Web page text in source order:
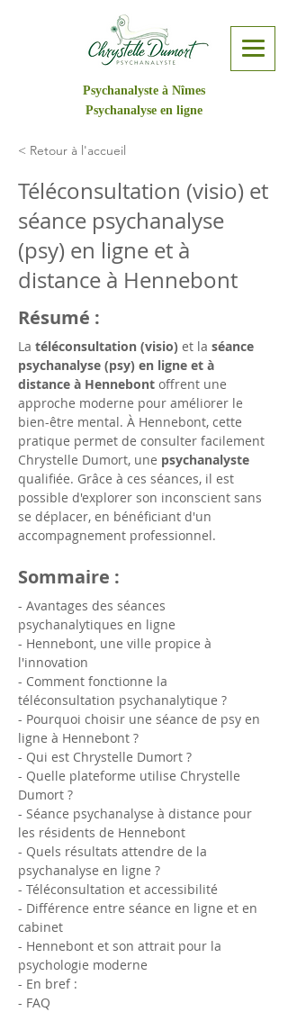
Psychanalyste à Nîmes
Psychanalyse en ligne
< Retour à l'accueil
Téléconsultation (visio) et
séance psychanalyse
(psy) en ligne et à
distance à Hennebont
Résumé :
La téléconsultation (visio) et la séance
psychanalyse (psy) en ligne et à
distance à Hennebont offrent une
approche moderne pour améliorer le
bien-être mental. À Hennebont, cette
pratique permet de consulter facilement
Chrystelle Dumort, une psychanalyste
qualifiée. Grâce à ces séances, il est
possible d'explorer son inconscient sans
se déplacer, en bénéficiant d'un
accompagnement professionnel.
Sommaire :
- Avantages des séances
psychanalytiques en ligne
- Hennebont, une ville propice à
l'innovation
- Comment fonctionne la
téléconsultation psychanalytique ?
- Pourquoi choisir une séance de psy en
ligne à Hennebont ?
- Qui est Chrystelle Dumort ?
- Quelle plateforme utilise Chrystelle
Dumort ?
- Séance psychanalyse à distance pour
les résidents de Hennebont
- Quels résultats attendre de la
psychanalyse en ligne ?
- Téléconsultation et accessibilité
- Différence entre séance en ligne et en
cabinet
- Hennebont et son attrait pour la
psychologie moderne
- En bref :
- FAQ